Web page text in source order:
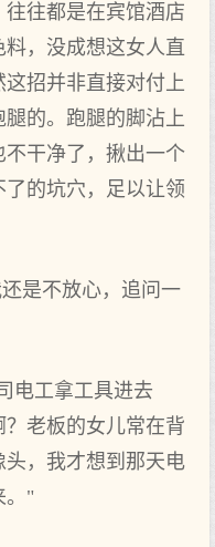
往都是在宾馆酒店
，没成想这女人直
招并非直接对付上
的。跑腿的脚沾上
不干净了，揪出一个
的坑穴，足以让领
是不放心，追问一
电工拿工具进去
老板的女儿常在背
，我才想到那天电
。"